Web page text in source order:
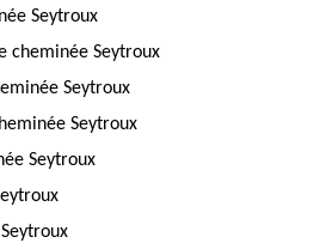
Seytroux
cheminée Seytroux
Seytroux
Seytroux
Seytroux